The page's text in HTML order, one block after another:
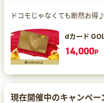
ドコモじゃなくても断然お得
dカード
14,000P
現在開催中のキャンペー